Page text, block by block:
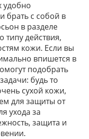
удобно
брать с собой в
в разделе
действия,
кожи. Если вы
впишется в
подобрать
будь то
сухой кожи,
для защиты от
ухода за
защита и